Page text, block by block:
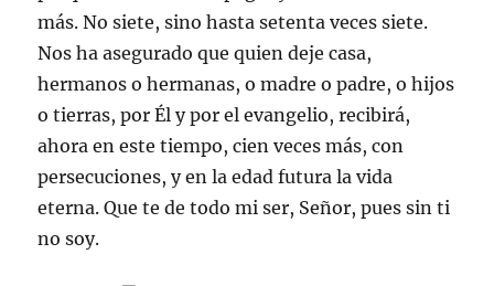
más. No siete, sino hasta setenta veces siete.
Nos ha asegurado que quien deje casa,
hermanos o hermanas, o madre o padre, o hijos
o tierras, por Él y por el evangelio, recibirá,
ahora en este tiempo, cien veces más, con
persecuciones, y en la edad futura la vida
eterna. Que te de todo mi ser, Señor, pues sin ti
no soy.